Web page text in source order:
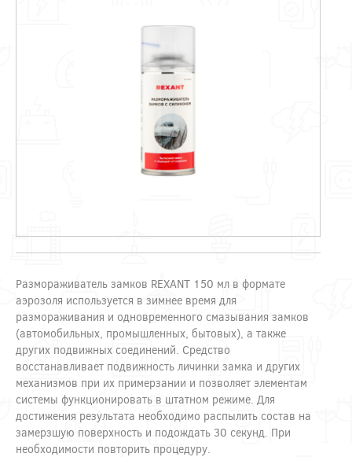
Размораживатель замков REXANT 150 мл в формате
аэрозоля используется в зимнее время для
размораживания и одновременного смазывания замков
(автомобильных, промышленных, бытовых), а также
других подвижных соединений. Средство
восстанавливает подвижность личинки замка и других
механизмов при их примерзании и позволяет элементам
системы функционировать в штатном режиме. Для
достижения результата необходимо распылить состав на
замерзшую поверхность и подождать 30 секунд. При
необходимости повторить процедуру.